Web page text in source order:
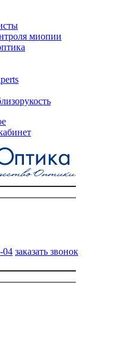
миопии
04 заказать звонок